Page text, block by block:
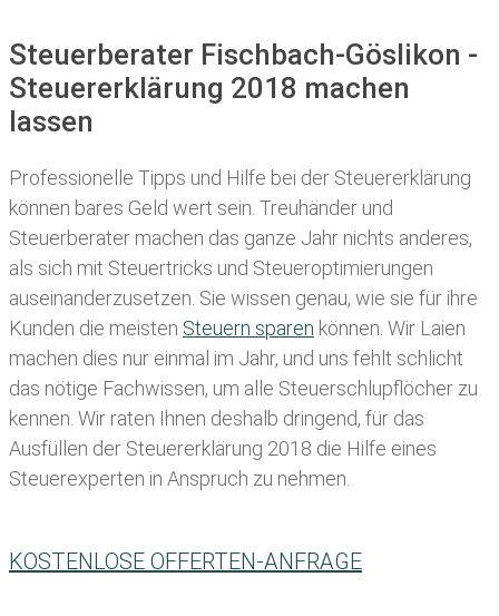
Steuerberater Fischbach-Göslikon -
Steuererklärung 2018 machen
lassen
Professionelle Tipps und Hilfe bei der Steuererklärung
können bares Geld wert sein. Treuhänder und
Steuerberater machen das ganze Jahr nichts anderes,
als sich mit Steuertricks und Steueroptimierungen
auseinanderzusetzen. Sie wissen genau, wie sie für ihre
Kunden die meisten Steuern sparen können. Wir Laien
machen dies nur einmal im Jahr, und uns fehlt schlicht
das nötige Fachwissen, um alle Steuerschlupflöcher zu
kennen. Wir raten Ihnen deshalb dringend, für das
Ausfüllen der Steuererklärung 2018 die Hilfe eines
Steuerexperten in Anspruch zu nehmen.
KOSTENLOSE OFFERTEN-ANFRAGE